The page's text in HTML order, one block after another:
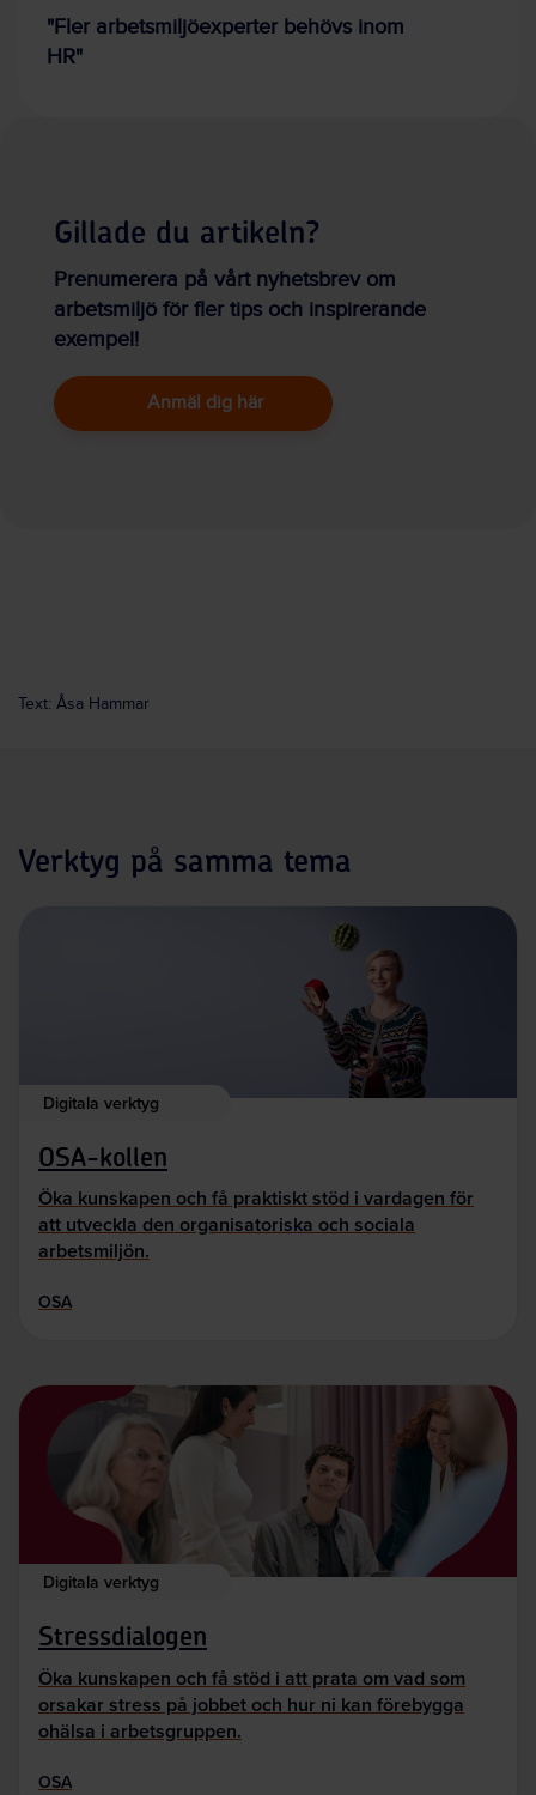
"Fler arbetsmiljöexperter behövs inom
HR"
Gillade du artikeln?
Prenumerera på vårt nyhetsbrev om
arbetsmiljö för fler tips och inspirerande
exempel!
Anmäl dig här
Text: Åsa Hammar
Verktyg på samma tema
Digitala verktyg
OSA-kollen
Öka kunskapen och få praktiskt stöd i vardagen för
att utveckla den organisatoriska och sociala
arbetsmiljön.
OSA
Digitala verktyg
Stressdialogen
Öka kunskapen och få stöd i att prata om vad som
orsakar stress på jobbet och hur ni kan förebygga
ohälsa i arbetsgruppen.
OSA